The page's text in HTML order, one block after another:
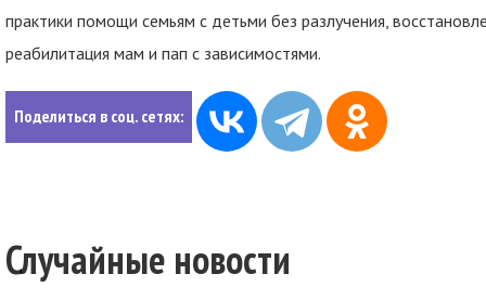
практики помощи семьям с детьми без разлучения,
реабилитация мам и пап с зависимостями.
Поделиться в соц. сетях:
Случайные новости